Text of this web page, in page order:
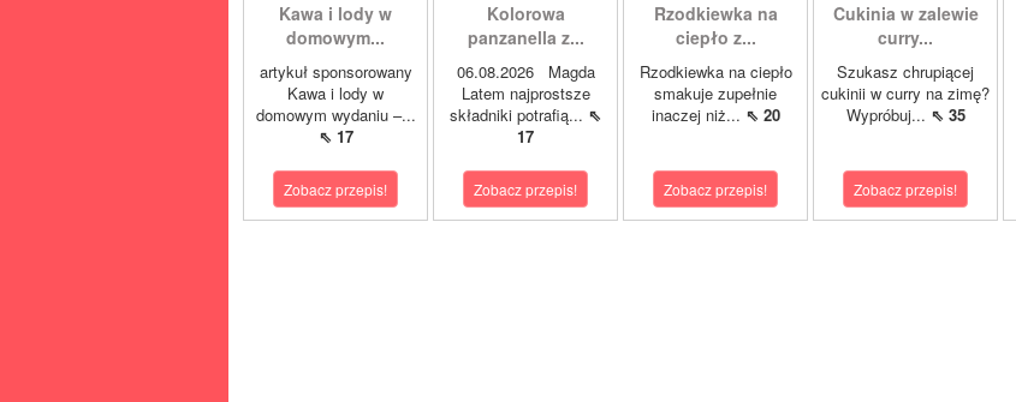
Kawa i lody w
domowym...
artykuł sponsorowany
Kawa i lody w
domowym wydaniu –...
⇖ 17
Zobacz przepis!
Kolorowa
panzanella z...
06.08.2026 Magda
Latem najprostsze
składniki potrafią... ⇖
17
Zobacz przepis!
Rzodkiewka na
ciepło z...
Rzodkiewka na ciepło
smakuje zupełnie
inaczej niż... ⇖ 20
Zobacz przepis!
Cukinia w zalewie
curry...
Szukasz chrupiącej
cukinii w curry na zimę?
Wypróbuj... ⇖ 35
Zobacz przepis!